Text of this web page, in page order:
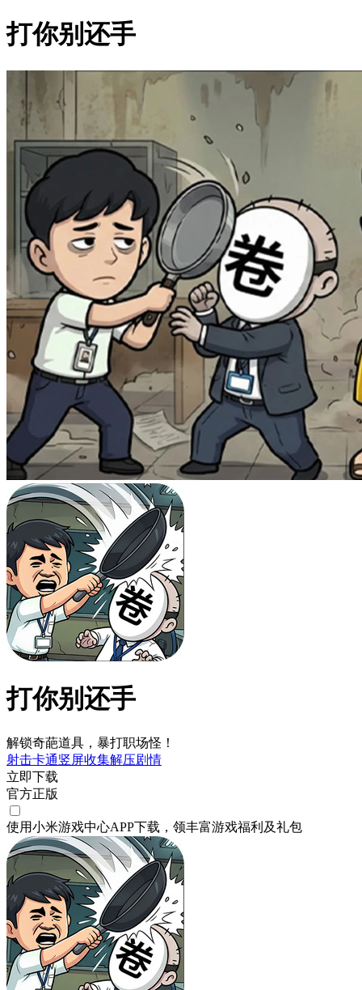
打你别还手
打你别还手
解锁奇葩道具，暴打职场怪！
射击卡通竖屏收集解压剧情
立即下载
官方正版
使用小米游戏中心APP下载 ，领丰富游戏福利 及礼包